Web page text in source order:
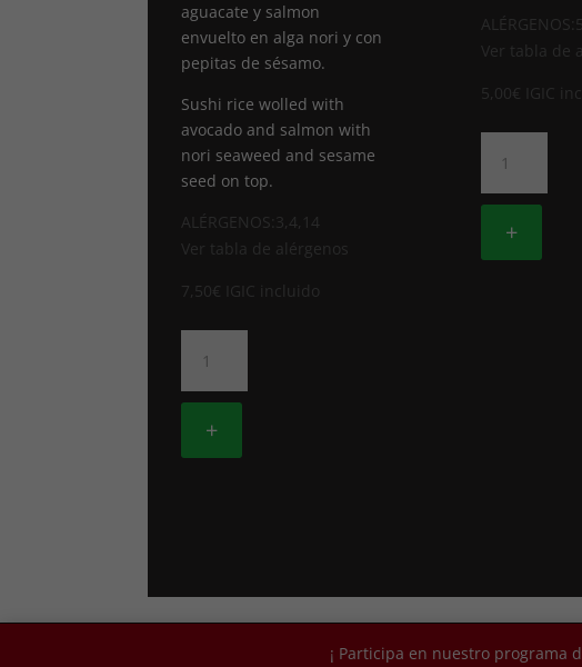
¡ Participa en nuestro programa
aguacate y salmon
envuelto en alga nori y con
pepitas de sésamo.
Sushi rice wolled with
avocado and salmon with
nori seaweed and sesame
seed on top.
ALÉRGENOS:3,4,14
Ver tabla de alérgenos
7,50€ IGIC incluido
CALIFORNIA
AGUACATE
+
Ver tabla de
5,00€ IGIC
MAKI
ATUN
+
XIN XIN RESTAURANTE|Política de privacidad|